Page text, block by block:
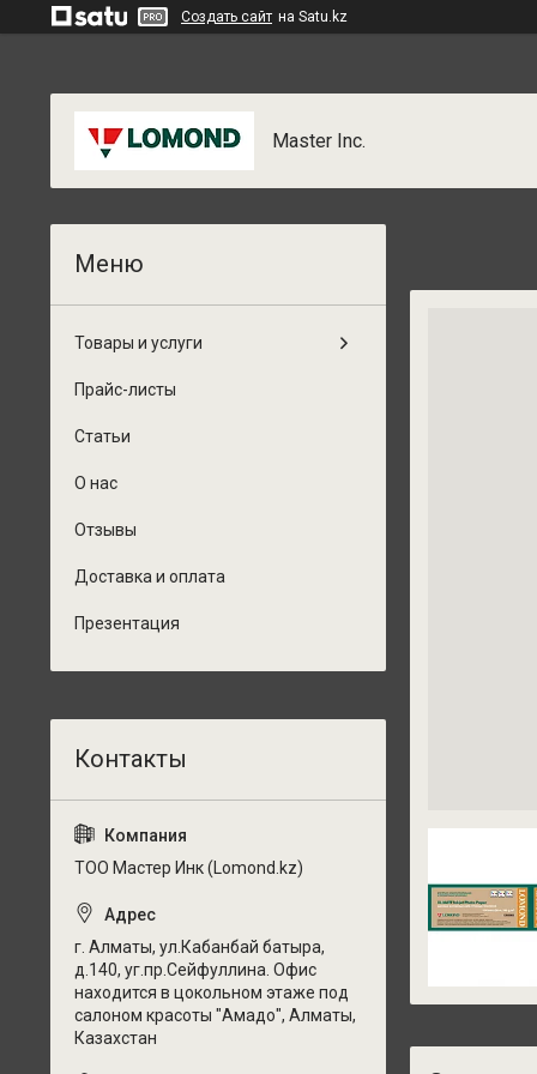
Создать сайт на Satu.kz
Master Inc.
Товары и услуги
Прайс-листы
Статьи
О нас
Отзывы
Доставка и оплата
Презентация
ТОО Мастер Инк (Lomond.kz)
г. Алматы, ул.Кабанбай батыра,
д.140, уг.пр.Сейфуллина. Офис
находится в цокольном этаже под
салоном красоты "Амадо", Алматы,
Казахстан